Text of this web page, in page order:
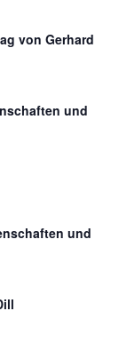
von Gerhard
und
und